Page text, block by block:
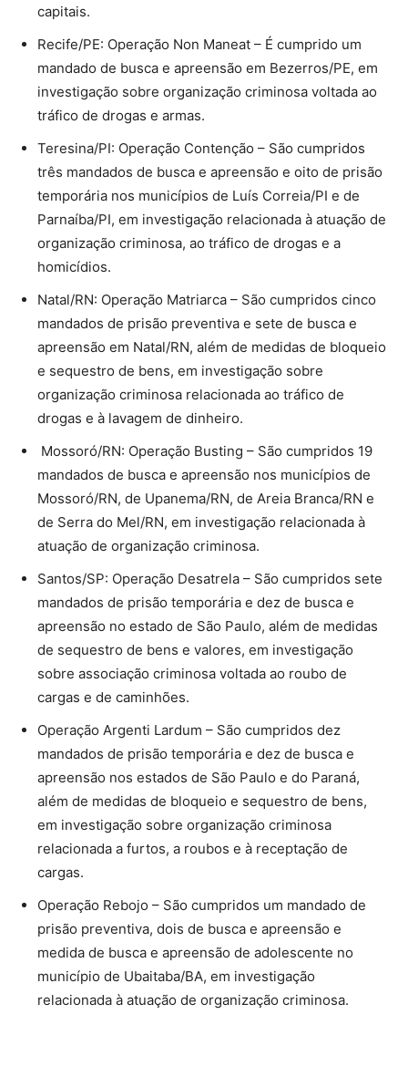
capitais.
Recife/PE: Operação Non Maneat – É cumprido um
mandado de busca e apreensão em Bezerros/PE, em
investigação sobre organização criminosa voltada ao
tráfico de drogas e armas.
Teresina/PI: Operação Contenção – São cumpridos
três mandados de busca e apreensão e oito de prisão
temporária nos municípios de Luís Correia/PI e de
Parnaíba/PI, em investigação relacionada à atuação de
organização criminosa, ao tráfico de drogas e a
homicídios.
Natal/RN: Operação Matriarca – São cumpridos cinco
mandados de prisão preventiva e sete de busca e
apreensão em Natal/RN, além de medidas de bloqueio
e sequestro de bens, em investigação sobre
organização criminosa relacionada ao tráfico de
drogas e à lavagem de dinheiro.
Mossoró/RN: Operação Busting – São cumpridos 19
mandados de busca e apreensão nos municípios de
Mossoró/RN, de Upanema/RN, de Areia Branca/RN e
de Serra do Mel/RN, em investigação relacionada à
atuação de organização criminosa.
Santos/SP: Operação Desatrela – São cumpridos sete
mandados de prisão temporária e dez de busca e
apreensão no estado de São Paulo, além de medidas
de sequestro de bens e valores, em investigação
sobre associação criminosa voltada ao roubo de
cargas e de caminhões.
Operação Argenti Lardum – São cumpridos dez
mandados de prisão temporária e dez de busca e
apreensão nos estados de São Paulo e do Paraná,
além de medidas de bloqueio e sequestro de bens,
em investigação sobre organização criminosa
relacionada a furtos, a roubos e à receptação de
cargas.
Operação Rebojo – São cumpridos um mandado de
prisão preventiva, dois de busca e apreensão e
medida de busca e apreensão de adolescente no
município de Ubaitaba/BA, em investigação
relacionada à atuação de organização criminosa.